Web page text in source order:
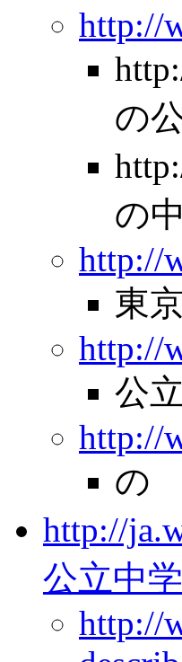
http://
の
の
http://
東
http://
公
http://
の
http://
公立中
http://